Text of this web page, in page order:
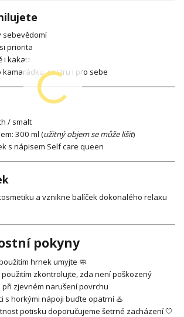
sebevědomí
priorita
i kakau
sestru i pro sebe
/ smalt
300 ml (užitný objem se může lišit)
s nápisem Self care queen
a vznikne balíček dokonalého relaxu
pokyny
hrnek umyjte 🧼
použitím zkontrolujte, zda není poškozený
zjevném narušení povrchu
s horkými nápoji buďte opatrní ♨️
potisku doporučujeme šetrné zacházení 🤍